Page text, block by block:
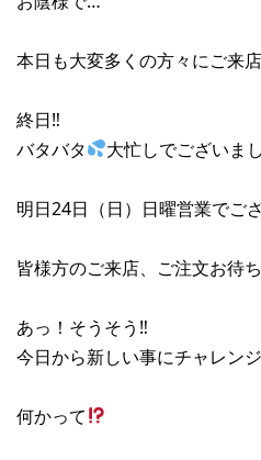
本日も大変多くの方々にご来
終日‼︎
バタバタ
大忙しでございま
明日24日（日）日曜営業でござ
皆様方のご来店、ご注文お待
あっ！そうそう‼︎
今日から新しい事にチャレンジ
何かって